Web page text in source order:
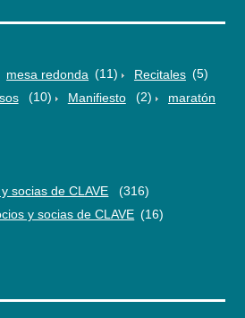
mesa redonda (11) Recitales (5)
(10) Manifiesto (2)
maratón
socias de CLAVE
(316)
y socias de CLAVE (16)